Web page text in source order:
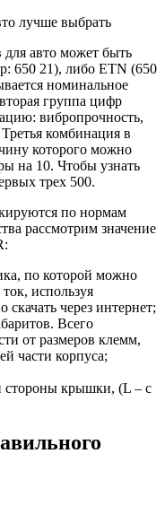
для авто может быть
650 21), либо ETN (650
номинальное
группа цифр
вибропрочность,
комбинация в
которого можно
на 10. Чтобы узнать
трех 500.
по нормам
рассмотрим значение
по которой можно
используя
через интернет;
Всего
от размеров клемм,
части корпуса;
стороны крышки, (L – с